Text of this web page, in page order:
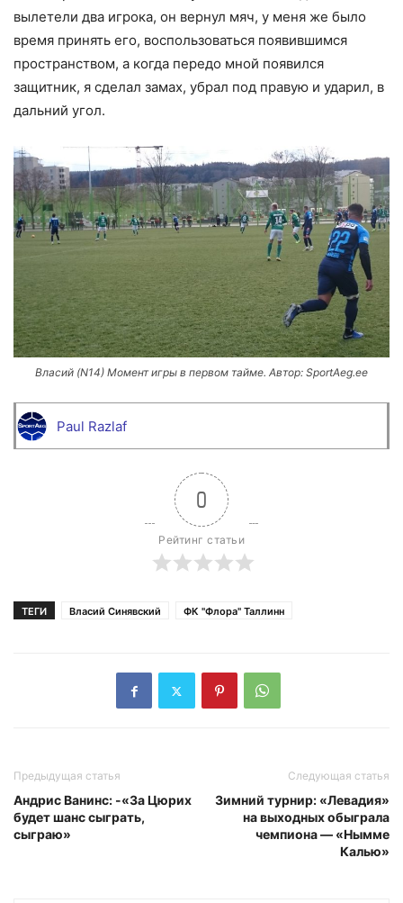
вылетели два игрока, он вернул мяч, у меня же было
время принять его, воспользоваться появившимся
пространством, а когда передо мной появился
защитник, я сделал замах, убрал под правую и ударил, в
дальний угол.
Власий (N14) Момент игры в первом тайме. Автор: SportAeg.ee
Paul Razlaf
0
Рейтинг статьи
ТЕГИ Власий Синявский ФК "Флора" Таллинн
Предыдущая статья
Андрис Ванинс: -«За Цюрих
будет шанс сыграть,
сыграю»
Следующая статья
Зимний турнир: «Левадия»
на выходных обыграла
чемпиона — «Нымме
Калью»